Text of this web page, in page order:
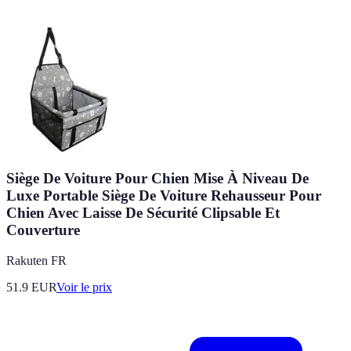
Siège De Voiture Pour Chien Mise À Niveau De
Luxe Portable Siège De Voiture Rehausseur Pour
Chien Avec Laisse De Sécurité Clipsable Et
Couverture
Rakuten FR
51.9 EURVoir le prix